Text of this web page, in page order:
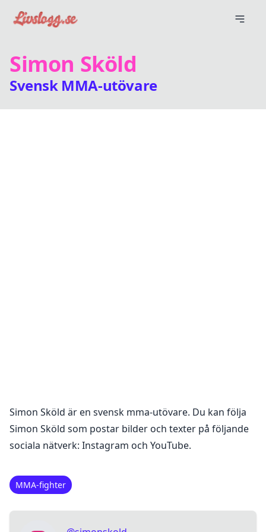
Simon Sköld
Svensk MMA-utövare
Simon Sköld är en svensk mma-utövare. Du kan följa
Simon Sköld som postar bilder och texter på följande
sociala nätverk: Instagram och YouTube.
MMA-fighter